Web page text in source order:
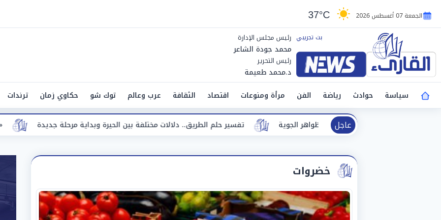
الجمعة 07 أغسطس 2026 37°C
رئيس مجلس الإدارة
محمد جودة الشاعر
رئيس التحرير
د.محمد طعيمة
سياسة
حوادث رياضة الفن مرأة ومنوعات اقتصاد الثقافة عرب وعالم توك شو حكاوي زمان ترندات
عاجل
«مقاضاة للشائعات».. تفسير حلم الطريق.. دلالات مختلفة بين الحيرة وبداية مرحلة جديدة
خضروات